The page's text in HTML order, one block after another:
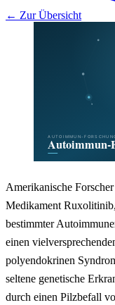
← Zur Übersicht
Amerikanische
Medikament
bestimmter
einen
polyendokrinen
seltene genetische
durch einen Pilzbefall